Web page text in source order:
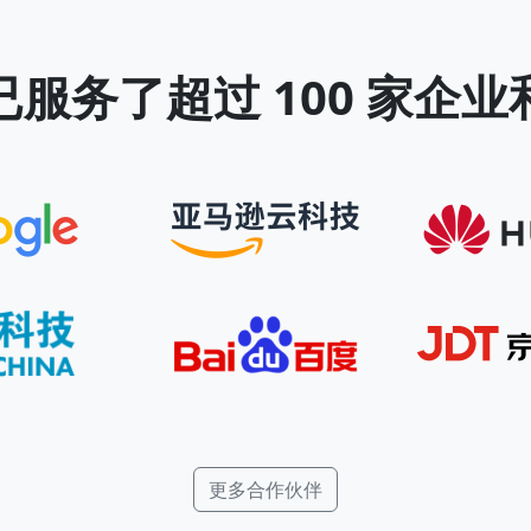
服务了超过 100 家企业
更多合作伙伴